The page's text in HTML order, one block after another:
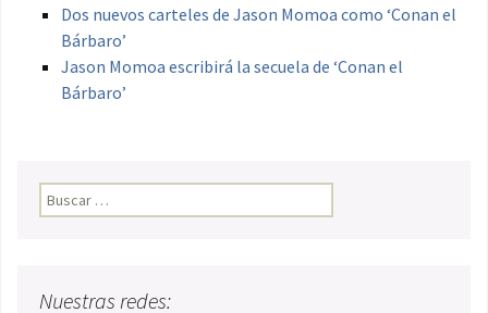
Dos nuevos carteles de Jason Momoa como ‘Conan el
Bárbaro’
Jason Momoa escribirá la secuela de ‘Conan el
Bárbaro’
Buscar:
Nuestras redes: